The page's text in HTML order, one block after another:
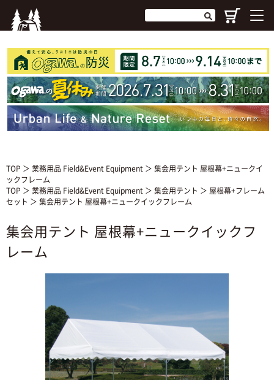
TOP ＞ 業務用品 Field&Event Equipment ＞ 集会用テント 屋根幕+ニュークイ
ックフレーム
TOP ＞ 業務用品 Field&Event Equipment ＞ 集会用テント ＞ 屋根幕+フレーム
セット ＞ 集会用テント 屋根幕+ニュークイックフレーム
集会用テント 屋根幕+ニュークイックフ
レーム